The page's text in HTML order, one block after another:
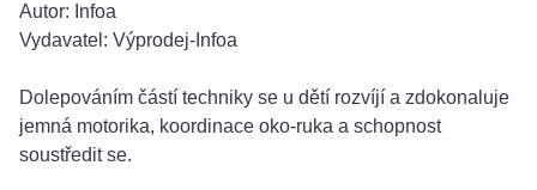
Autor: Infoa
Vydavatel: Výprodej-Infoa
Dolepováním částí techniky se u dětí rozvíjí a zdokonaluje
jemná motorika, koordinace oko-ruka a schopnost
soustředit se.